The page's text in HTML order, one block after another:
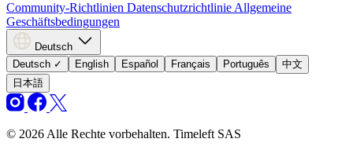
Community-Richtlinien DatenschutzrichtlinieAllgemeine
Geschäftsbedingungen
Deutsch
Deutsch ✓ English Español Français Português
中文
日本語
© 2026 Alle Rechte vorbehalten. Timeleft SAS